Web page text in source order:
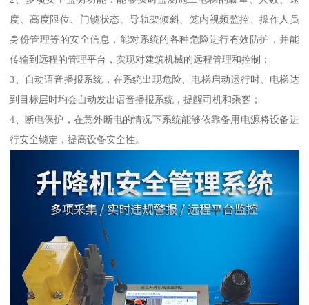
度、高度限位、门锁状态、导轨架倾斜、笼内视频监控、操作人员
身份管理等的安全信息，能对系统的各种危险进行有效防护，并能
传输到远程的管理平台，实现对建筑机械的远程管理和控制；
3、自动语音播报系统，在系统出现危险、电梯启动运行时、电梯达
到目标层时均会自动发出语音播报系统，提醒司机和乘客；
4、断电保护，在意外断电的情况下系统能够依靠备用电源将设备进
行安全锁定，提高设备安全性。